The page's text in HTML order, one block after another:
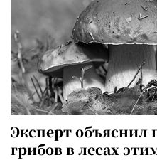
Эксперт объяснил
грибов в лесах